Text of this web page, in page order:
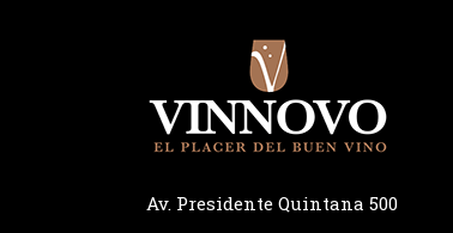
Av. Presidente Quintana 500